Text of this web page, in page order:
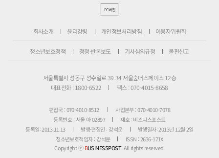
PC버전
회사소개 윤리강령 개인정보처리방침 이용자위원회
청소년보호정책 정정·반론보도 기사심의규정 불편신고
서울특별시 성동구 성수일로 39-34 서울숲더스페이스 12층
대표전화 : 1800-6522
팩스 : 070-4015-8658
편집국 : 070-4010-8512
사업본부 : 070-4010-7078
등록번호 : 서울 아 02897
제호 : 비즈니스포스트
등록일: 2013.11.13
발행·편집인 : 강석운
발행일자: 2013년 12월 2일
청소년보호책임자 : 강석운
ISSN : 2636-171X
Copyright ⓒBUSINESSPOST. All rights reserved.